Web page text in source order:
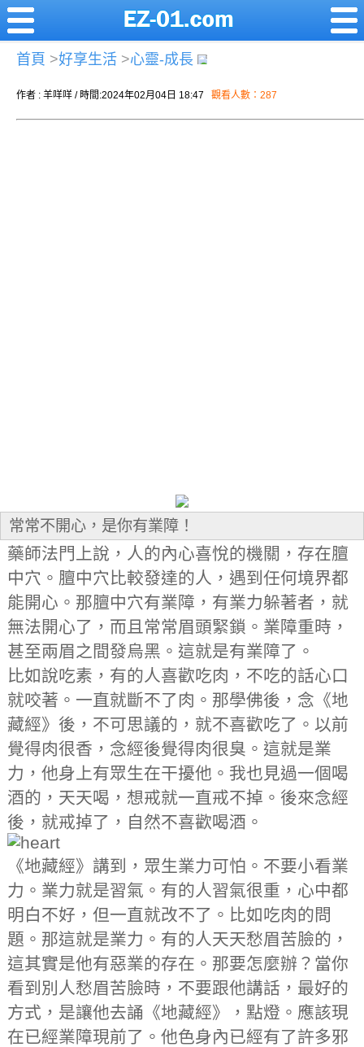
首頁 >好享生活 >心靈-成長
作者 : 羊咩咩 / 時間:2024年02月04日 18:47 觀看人數：287
常常不開心，是你有業障！
藥師法門上說，人的內心喜悅的機關，存在膻
中穴。膻中穴比較發達的人，遇到任何境界都
能開心。那膻中穴有業障，有業力躲著者，就
無法開心了，而且常常眉頭緊鎖。業障重時，
甚至兩眉之間發烏黑。這就是有業障了。
比如說吃素，有的人喜歡吃肉，不吃的話心口
就咬著。一直就斷不了肉。那學佛後，念《地
藏經》後，不可思議的，就不喜歡吃了。以前
覺得肉很香，念經後覺得肉很臭。這就是業
力，他身上有眾生在干擾他。我也見過一個喝
酒的，天天喝，想戒就一直戒不掉。後來念經
後，就戒掉了，自然不喜歡喝酒。
《地藏經》講到，眾生業力可怕。不要小看業
力。業力就是習氣。有的人習氣很重，心中都
明白不好，但一直就改不了。比如吃肉的問
題。那這就是業力。有的人天天愁眉苦臉的，
這其實是他有惡業的存在。那要怎麼辦？當你
看到別人愁眉苦臉時，不要跟他講話，最好的
方式，是讓他去誦《地藏經》，點燈。應該現
在已經業障現前了。他色身內已經有了許多邪